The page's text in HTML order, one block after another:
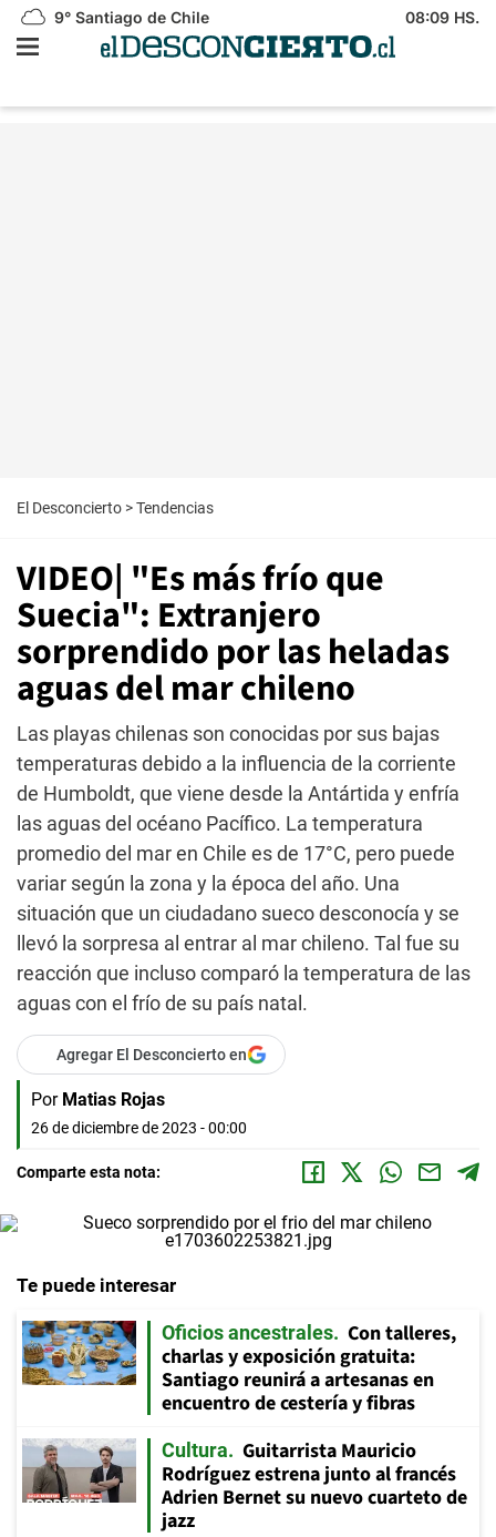
9° Santiago de Chile 08:09 HS.
El Desconcierto >Tendencias
VIDEO| "Es más frío que
Suecia": Extranjero
sorprendido por las heladas
aguas del mar chileno
Las playas chilenas son conocidas por sus bajas
temperaturas debido a la influencia de la corriente
de Humboldt, que viene desde la Antártida y enfría
las aguas del océano Pacífico. La temperatura
promedio del mar en Chile es de 17°C, pero puede
variar según la zona y la época del año. Una
situación que un ciudadano sueco desconocía y se
llevó la sorpresa al entrar al mar chileno. Tal fue su
reacción que incluso comparó la temperatura de las
aguas con el frío de su país natal.
Agregar El Desconcierto en
Por Matias Rojas
26 de diciembre de 2023 - 00:00
Comparte esta nota:
Te puede interesar
Oficios ancestrales
Con talleres,
charlas y exposición gratuita:
Santiago reunirá a artesanas en
encuentro de cestería y fibras
Cultura
Guitarrista Mauricio
Rodríguez estrena junto al francés
Adrien Bernet su nuevo cuarteto de
jazz